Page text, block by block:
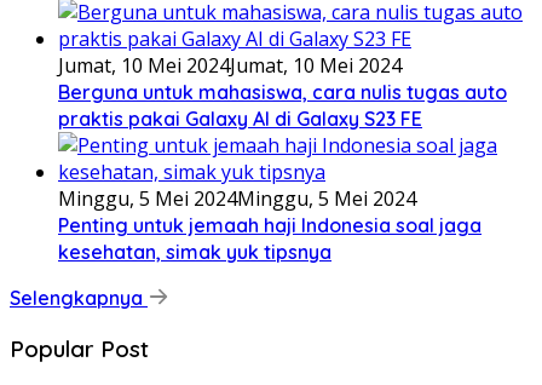
Jumat, 10 Mei 2024Jumat, 10 Mei 2024
Berguna untuk mahasiswa, cara nulis tugas auto
praktis pakai Galaxy AI di Galaxy S23 FE
Minggu, 5 Mei 2024Minggu, 5 Mei 2024
Penting untuk jemaah haji Indonesia soal jaga
kesehatan, simak yuk tipsnya
Selengkapnya
Popular Post